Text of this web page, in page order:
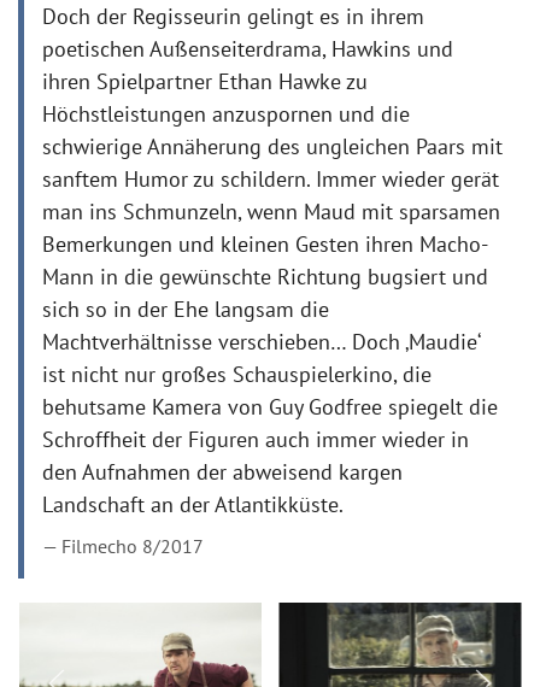
Doch der Regisseurin gelingt es in ihrem
poetischen Außenseiterdrama, Hawkins und
ihren Spielpartner Ethan Hawke zu
Höchstleistungen anzuspornen und die
schwierige Annäherung des ungleichen Paars mit
sanftem Humor zu schildern. Immer wieder gerät
man ins Schmunzeln, wenn Maud mit sparsamen
Bemerkungen und kleinen Gesten ihren Macho-
Mann in die gewünschte Richtung bugsiert und
sich so in der Ehe langsam die
Machtverhältnisse verschieben… Doch ‚Maudie‘
ist nicht nur großes Schauspielerkino, die
behutsame Kamera von Guy Godfree spiegelt die
Schroffheit der Figuren auch immer wieder in
den Aufnahmen der abweisend kargen
Landschaft an der Atlantikküste.
Filmecho 8/2017